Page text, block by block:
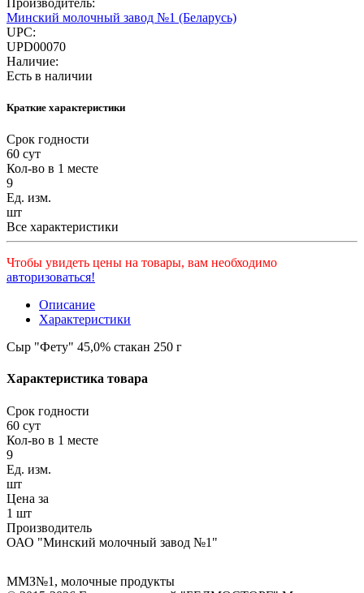
Минский молочный завод №1 (Беларусь)
UPC:
UPD00070
Наличие:
Есть в наличии
Краткие характеристики
Срок годности
60 сут
Кол-во в 1 месте
9
Ед. изм.
шт
Все характеристики
Чтобы увидеть цены на товары, вам необходимо
авторизоваться!
Описание
Характеристики
Сыр "Фету" 45,0% стакан 250 г
Характеристика товара
Срок годности
60 сут
Кол-во в 1 месте
9
Ед. изм.
шт
Цена за
1 шт
Производитель
ОАО "Минский молочный завод №1"
ММЗ№1 , молочные продукты